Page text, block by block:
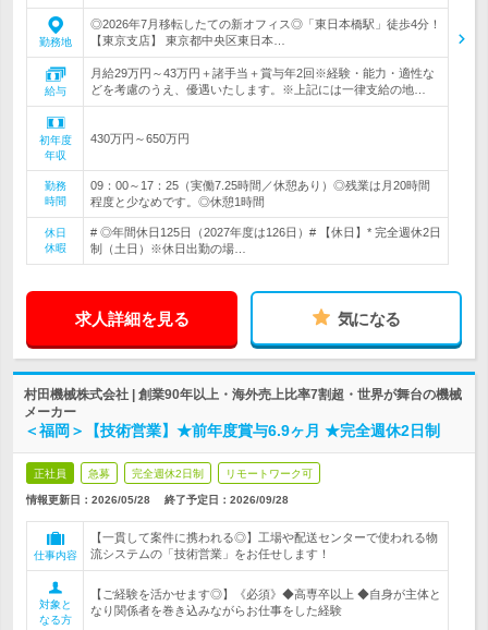
勤務地
◎2026年7月移転したての新オフィス◎「東日本橋駅」徒歩4分！
【東京支店】 東京都中央区東日本…
給与
月給29万円～43万円＋諸手当＋賞与年2回※経験・能力・適性な
どを考慮のうえ、優遇いたします。※上記には一律支給の地…
初年度
年収
430万円～650万円
勤務
時間
09：00～17：25（実働7.25時間／休憩あり）◎残業は月20時間
程度と少なめです。◎休憩1時間
休日
休暇
# ◎年間休日125日（2027年度は126日）# 【休日】* 完全週休2日
制（土日）※休日出勤の場…
求人詳細を見る 気になる
村田機械株式会社 | 創業90年以上・海外売上比率7割超・世界が舞台の機械
メーカー
＜福岡＞【技術営業】★前年度賞与6.9ヶ月 ★完全週休2日制
正社員 急募 完全週休2日制 リモートワーク可
情報更新日：2026/05/28 終了予定日： 2026/09/28
仕事内容
【一貫して案件に携われる◎】工場や配送センターで使われる物
流システムの「技術営業」をお任せします！
対象と
なる方
【ご経験を活かせます◎】《必須》◆高専卒以上 ◆自身が主体と
なり関係者を巻き込みながらお仕事をした経験